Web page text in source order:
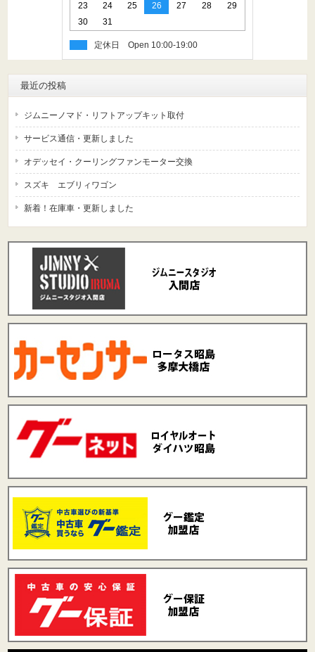
23
24 25 26 27 28
29
30
31
定休日
最近の投稿
ジムニーノマド・リフトアップキット取付
サービス通信・更新しました
オデッセイ・クーリングファンモーター交換
スズキ エブリィワゴン
新着！在庫車・更新しました